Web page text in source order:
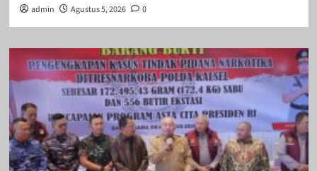
admin Agustus 5, 2026 0